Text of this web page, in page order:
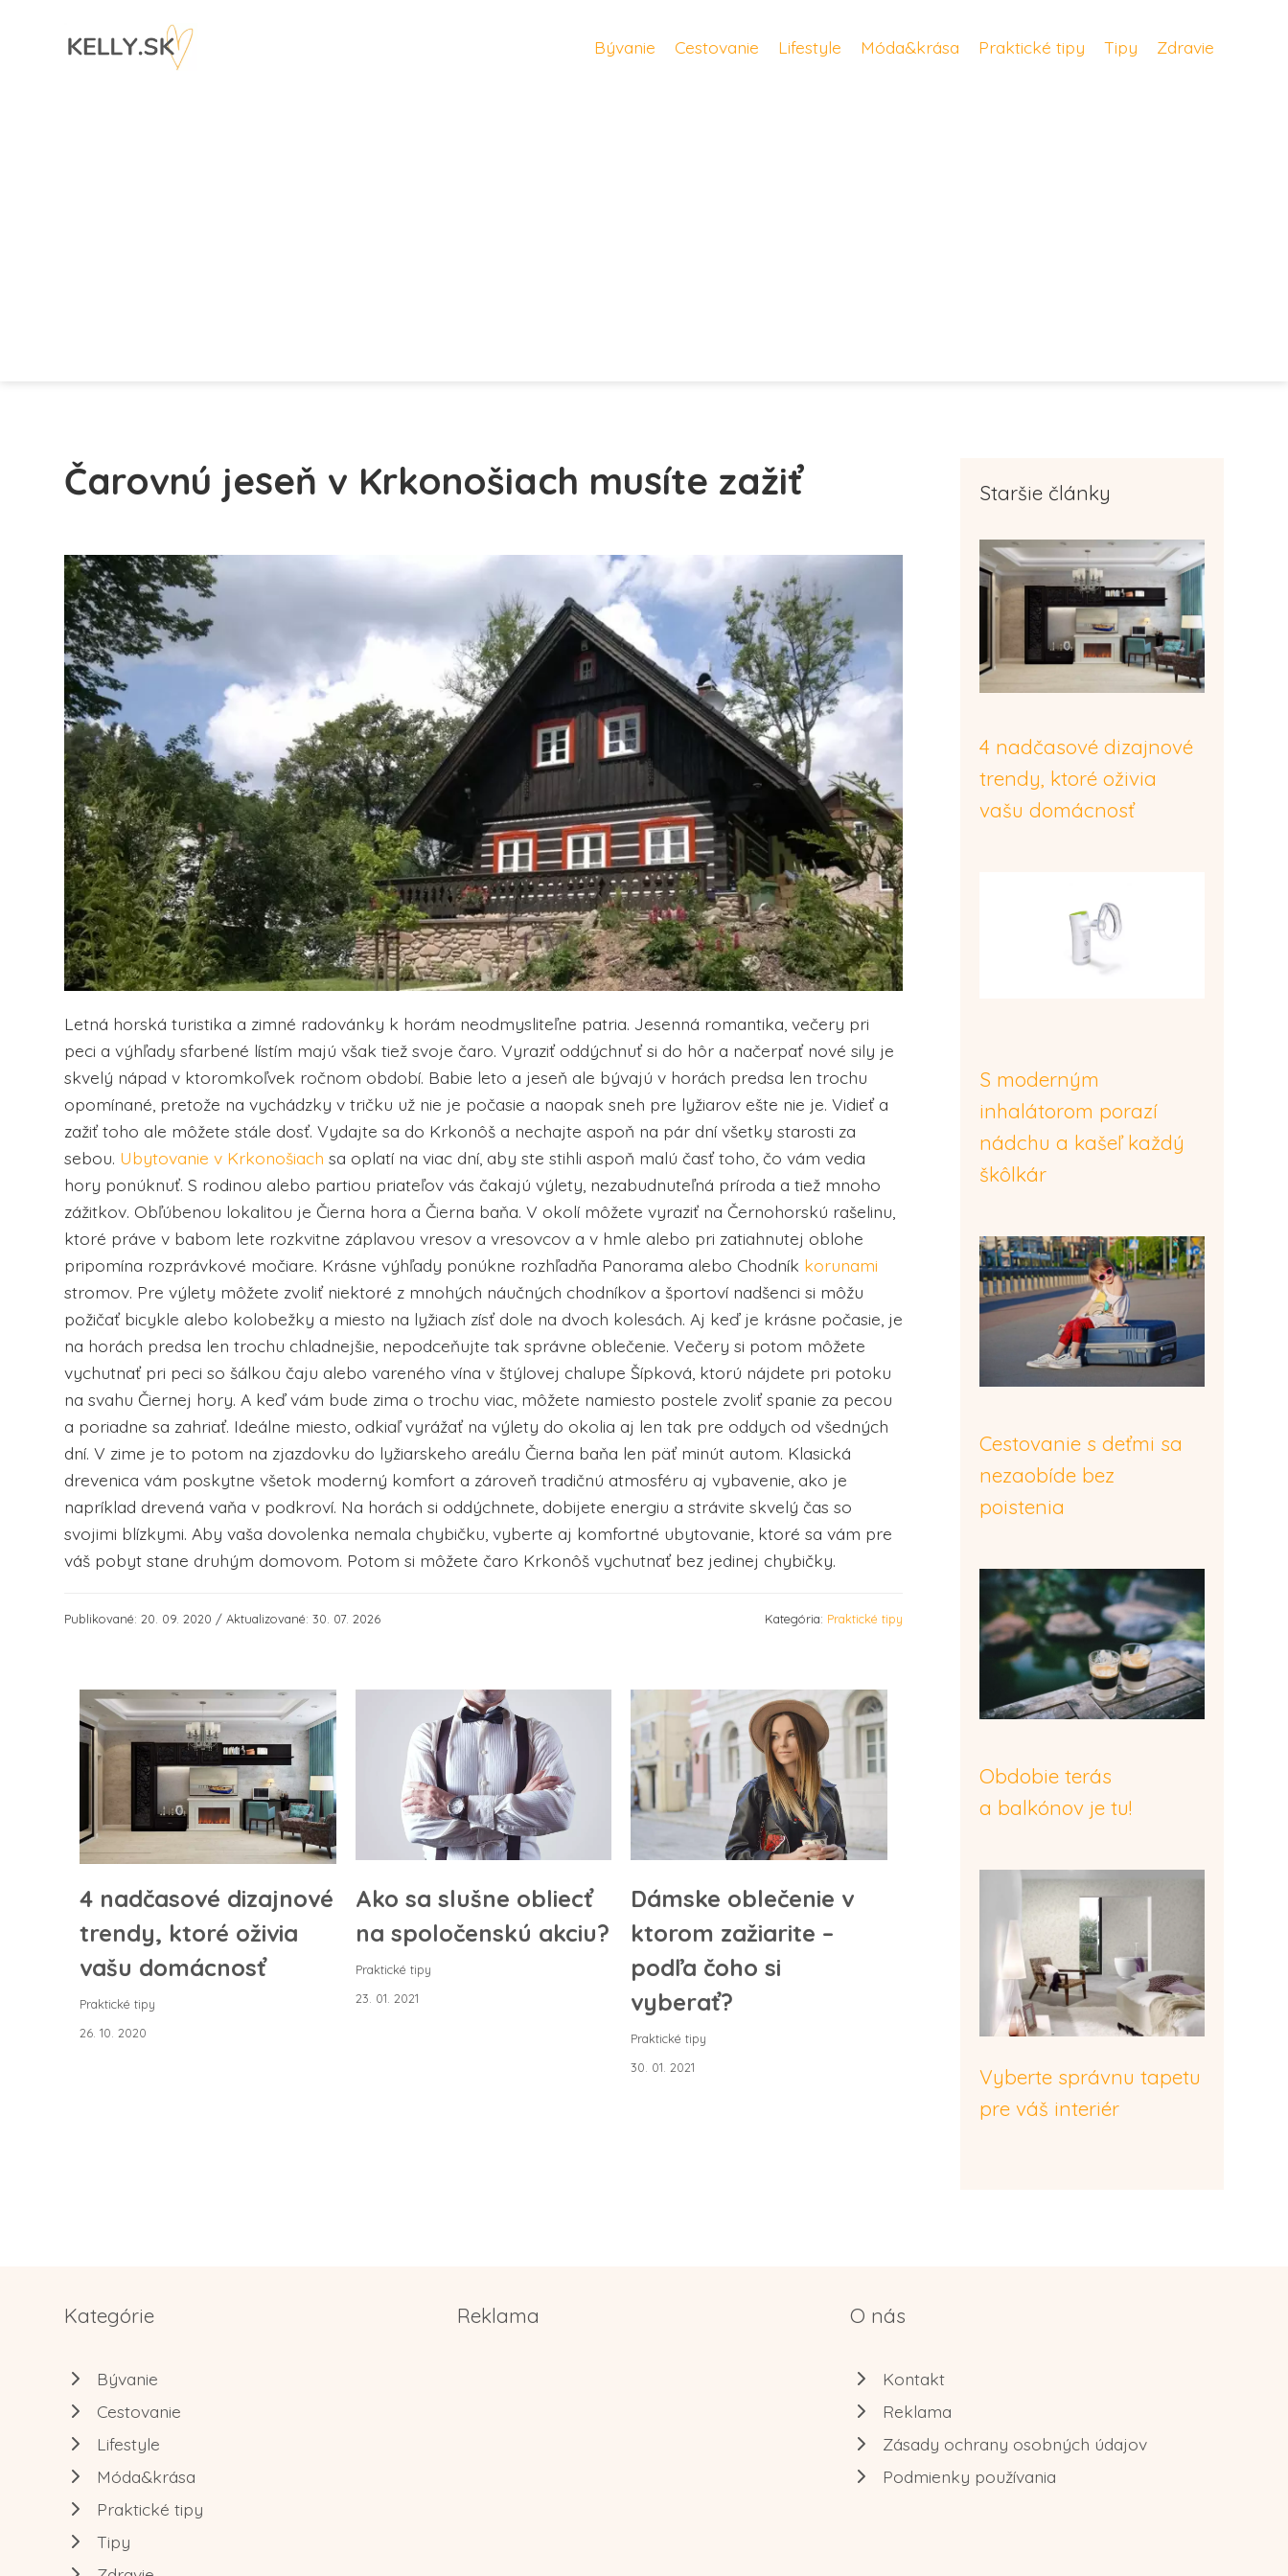
Bývanie Cestovanie Lifestyle Móda&krása Praktické tipy Tipy Zdravie
Čarovnú jeseň v Krkonošiach musíte zažiť
Letná horská turistika a zimné radovánky k horám neodmysliteľne patria. Jesenná romantika, večery pri
peci a výhľady sfarbené lístím majú však tiež svoje čaro. Vyraziť oddýchnuť si do hôr a načerpať nové sily je
skvelý nápad v ktoromkoľvek ročnom období. Babie leto a jeseň ale bývajú v horách predsa len trochu
opomínané, pretože na vychádzky v tričku už nie je počasie a naopak sneh pre lyžiarov ešte nie je. Vidieť a
zažiť toho ale môžete stále dosť. Vydajte sa do Krkonôš a nechajte aspoň na pár dní všetky starosti za
sebou. Ubytovanie v Krkonošiach sa oplatí na viac dní, aby ste stihli aspoň malú časť toho, čo vám vedia
hory ponúknuť. S rodinou alebo partiou priateľov vás čakajú výlety, nezabudnuteľná príroda a tiež mnoho
zážitkov. Obľúbenou lokalitou je Čierna hora a Čierna baňa. V okolí môžete vyraziť na Černohorskú rašelinu,
ktoré práve v babom lete rozkvitne záplavou vresov a vresovcov a v hmle alebo pri zatiahnutej oblohe
pripomína rozprávkové močiare. Krásne výhľady ponúkne rozhľadňa Panorama alebo Chodník korunami
stromov. Pre výlety môžete zvoliť niektoré z mnohých náučných chodníkov a športoví nadšenci si môžu
požičať bicykle alebo kolobežky a miesto na lyžiach zísť dole na dvoch kolesách. Aj keď je krásne počasie, je
na horách predsa len trochu chladnejšie, nepodceňujte tak správne oblečenie. Večery si potom môžete
vychutnať pri peci so šálkou čaju alebo vareného vína v štýlovej chalupe Šípková, ktorú nájdete pri potoku
na svahu Čiernej hory. A keď vám bude zima o trochu viac, môžete namiesto postele zvoliť spanie za pecou
a poriadne sa zahriať. Ideálne miesto, odkiaľ vyrážať na výlety do okolia aj len tak pre oddych od všedných
dní. V zime je to potom na zjazdovku do lyžiarskeho areálu Čierna baňa len päť minút autom. Klasická
drevenica vám poskytne všetok moderný komfort a zároveň tradičnú atmosféru aj vybavenie, ako je
napríklad drevená vaňa v podkroví. Na horách si oddýchnete, dobijete energiu a strávite skvelý čas so
svojimi blízkymi. Aby vaša dovolenka nemala chybičku, vyberte aj komfortné ubytovanie, ktoré sa vám pre
váš pobyt stane druhým domovom. Potom si môžete čaro Krkonôš vychutnať bez jedinej chybičky.
Publikované: 20. 09. 2020 / Aktualizované: 30. 07. 2026 Kategória: Praktické tipy
4 nadčasové dizajnové
trendy, ktoré oživia
vašu domácnosť
Praktické tipy
26. 10. 2020
Ako sa slušne obliecť
na spoločenskú akciu?
Praktické tipy
23. 01. 2021
Dámske oblečenie v
ktorom zažiarite –
podľa čoho si
vyberať?
Praktické tipy
30. 01. 2021
Staršie články
4 nadčasové dizajnové
trendy, ktoré oživia
vašu domácnosť
S moderným
inhalátorom porazí
nádchu a kašeľ každý
škôlkár
Cestovanie s deťmi sa
nezaobíde bez
poistenia
Obdobie terás
a balkónov je tu!
Vyberte správnu tapetu
pre váš interiér
Kategórie
Bývanie
Cestovanie
Lifestyle
Móda&krása
Praktické tipy
Tipy
Reklama O nás
Kontakt
Reklama
Zásady ochrany osobných údajov
Podmienky používania